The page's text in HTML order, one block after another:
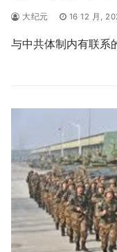
大纪元 16 12 月,
与中共体制内有联